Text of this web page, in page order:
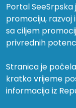
Portal
promociju, razvoj i
sa ciljem
privrednih
Stranica je
kratko vrijeme
informacija iz